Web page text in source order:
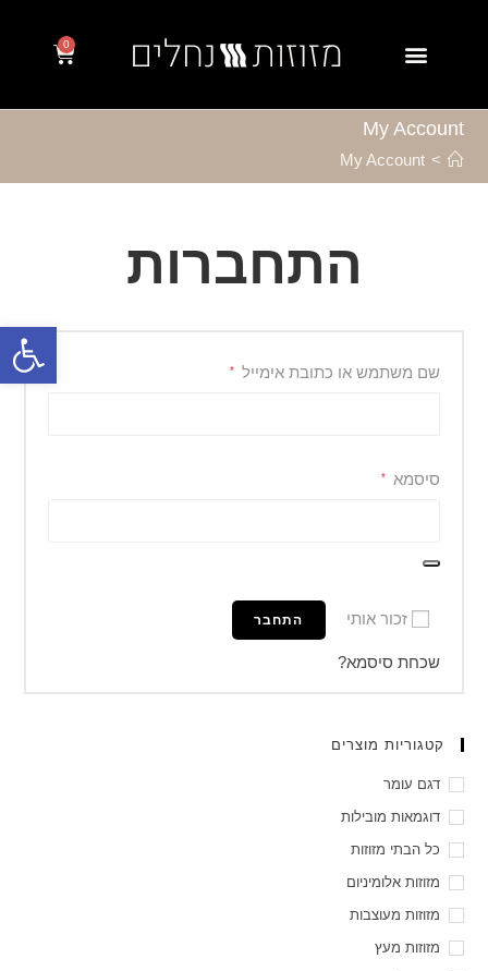
פתח סרגל נגישות
0
My Account
>
My Account
התחברות
שם משתמש או כתובת אימייל *
סיסמא *
זכור אותי התחבר
שכחת סיסמא?
קטגוריות מוצרים
דגם עומר
דוגמאות מובילות
כל הבתי מזוזות
מזוזות אלומיניום
מזוזות מעוצבות
מזוזות מעץ